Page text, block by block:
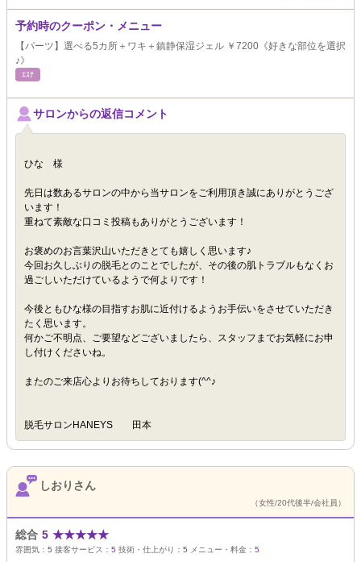
予約時のクーポン・メニュー
【パーツ】選べる5カ所＋ワキ＋鎮静保湿ジェル ￥7200《好きな部位を選択
♪》
ｴｽﾃ
サロンからの返信コメント
ひな 様
先日は数あるサロンの中から当サロンをご利用頂き誠にありがとうござ
います！
重ねて素敵な口コミ投稿もありがとうございます！
お褒めのお言葉沢山いただきとても嬉しく思います♪
今回お久しぶりの脱毛とのことでしたが、その後の肌トラブルもなくお
過ごしいただけているようで何よりです！
今後ともひな様の目指すお肌に近付けるようお手伝いをさせていただき
たく思います。
何かご不明点、ご要望などございましたら、スタッフまでお気軽にお申
し付けくださいね。
またのご来店心よりお待ちしております(^^♪
脱毛サロンHANEYS 田本
しおりさん
（女性/20代後半/会社員）
総合 5 ★★★★★
雰囲気： 5 接客サービス： 5 技術・仕上がり： 5 メニュー・料金： 5